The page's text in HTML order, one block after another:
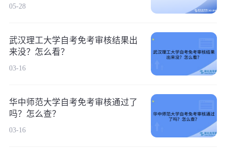
05-28
武汉理工大学自考免考审核结果出
来没？怎么看？
03-16
华中师范大学自考免考审核通过了
吗？怎么查？
03-16